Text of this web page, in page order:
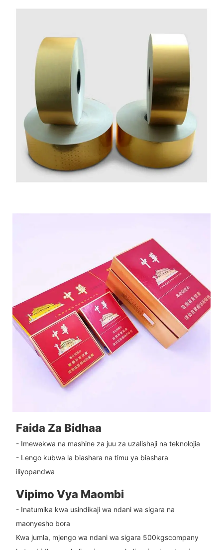
Faida Za Bidhaa
- Imewekwa na mashine za juu za uzalishaji na teknolojia
- Lengo kubwa la biashara na timu ya biashara
iliyopandwa
Vipimo Vya Maombi
- Inatumika kwa usindikaji wa ndani wa sigara na
maonyesho bora
Kwa jumla, mjengo wa ndani wa sigara 500kgscompany